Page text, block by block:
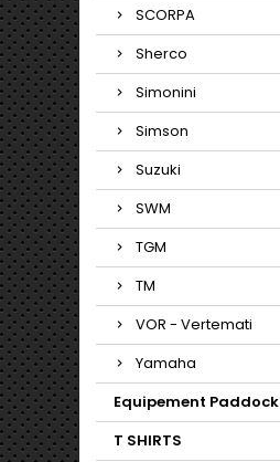
SCORPA
Sherco
Simonini
Simson
Suzuki
SWM
TGM
TM
VOR - Vertemati
Yamaha
Equipement Paddock
T SHIRTS